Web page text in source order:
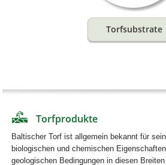
Torfsubstrate
Torfprodukte
Baltischer Torf ist allgemein bekannt für
biologischen und chemischen
geologischen Bedingungen in diesen